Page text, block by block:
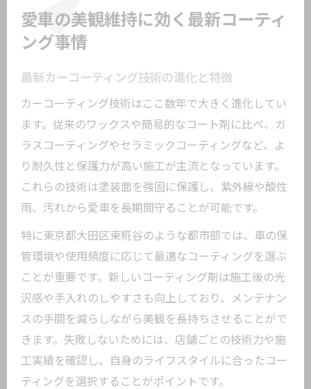
愛車の美観維持に効く最新コーティ
ング事情
最新カーコーティング技術の進化と特徴
カーコーティング技術はここ数年で大きく進化してい
ます。従来のワックスや簡易的なコート剤に比べ、ガ
ラスコーティングやセラミックコーティングなど、よ
り耐久性と保護力が高い施工が主流となっています。
これらの技術は塗装面を強固に保護し、紫外線や酸性
雨、汚れから愛車を長期間守ることが可能です。
特に東京都大田区東糀谷のような都市部では、車の保
管環境や使用頻度に応じて最適なコーティングを選ぶ
ことが重要です。新しいコーティング剤は施工後の光
沢感や手入れのしやすさも向上しており、メンテナン
スの手間を減らしながら美観を長持ちさせることがで
きます。失敗しないためには、店舗ごとの技術力や施
工実績を確認し、自身のライフスタイルに合ったコー
ティングを選択することがポイントです。